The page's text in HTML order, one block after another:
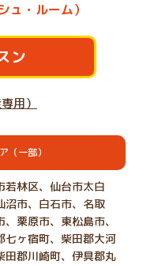
ュ・ルーム）
ン
用）
（一部）
若林区、仙台市太白
沼市、白石市、名取
栗原市、東松島市、
七ヶ宿町、柴田郡大河
田郡川崎町、伊具郡丸